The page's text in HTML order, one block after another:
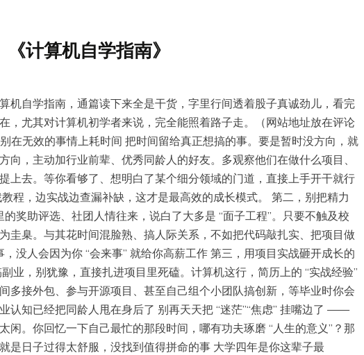
计算机自学指南》
机自学指南，通篇读下来全是干货，字里行间透着股子真诚劲儿，看完
，尤其对计算机初学者来说，完全能照着路子走。（网站地址放在评论
在无效的事情上耗时间 把时间留给真正想搞的事。要是暂时没方向，就
向，主动加行业前辈、优秀同龄人的好友。多观察他们在做什么项目、
上去。等你看够了、想明白了某个细分领域的门道，直接上手开干就行
程，边实战边查漏补缺，这才是最高效的成长模式。 第二，别把精力
的奖助评选、社团人情往来，说白了大多是 “面子工程”。只要不触及校
圭臬。与其花时间混脸熟、搞人际关系，不如把代码敲扎实、把项目做
没人会因为你 “会来事” 就给你高薪工作 第三，用项目实战砸开成长的
业，别犹豫，直接扎进项目里死磕。计算机这行，简历上的 “实战经验”
多接外包、参与开源项目、甚至自己组个小团队搞创新，等毕业时你会
认知已经把同龄人甩在身后了 别再天天把 “迷茫”“焦虑” 挂嘴边了 ——
闲。你回忆一下自己最忙的那段时间，哪有功夫琢磨 “人生的意义”？那
是日子过得太舒服，没找到值得拼命的事 大学四年是你这辈子最